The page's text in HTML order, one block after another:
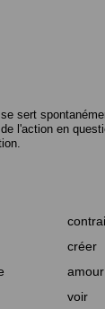
sert
l'action en
créer
amour
voir